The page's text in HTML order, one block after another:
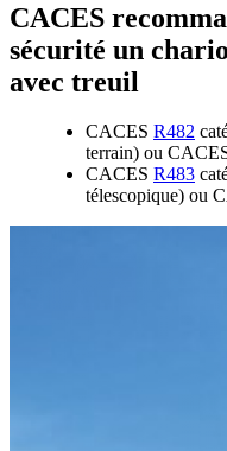
CACES
sécurité un
avec treuil
CACES R482
terrain) ou
CACES R483
télescopique) ou